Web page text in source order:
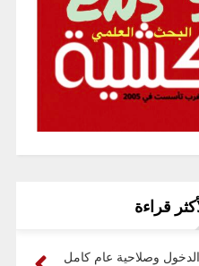
قراءة
الدخول وصلاحية عام كامل